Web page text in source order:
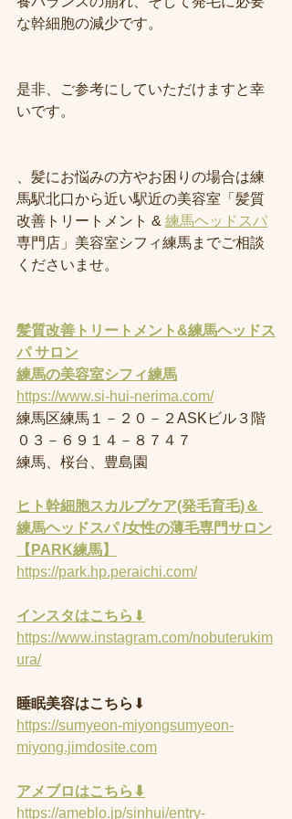
な幹細胞の減少です。
是非、ご参考にしていただけますと幸
いです。
、髪にお悩みの方やお困りの場合は練
馬駅北口から近い駅近の美容室「髪質
改善トリートメント & 練馬ヘッドスパ
専門店」美容室シフィ練馬までご相談
くださいませ。
髪質改善トリートメント&練馬ヘッドス
パ サロン
練馬の美容室シフィ練馬
https://www.si-hui-nerima.com/
練馬区練馬１－２０－２ASKビル３階
０３－６９１４－８７４７
練馬、桜台、豊島園
ヒト幹細胞スカルプケア(発毛育毛)＆
練馬ヘッドスパ /女性の薄毛専門サロン
【PARK練馬】
https://park.hp.peraichi.com/
インスタはこちら ⬇︎
https://www.instagram.com/nobuterukim
ura/
睡眠美容はこちら ⬇︎
https://sumyeon-miyongsumyeon-
miyong.jimdosite.com
アメブロはこちら⬇︎
https://ameblo.jp/sinhui/entry-